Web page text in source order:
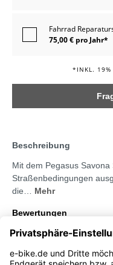
Fahrrad
75,00 € pro Jahr*
*INKL. 19%
Beschreibung
Mit dem Pegasus
Straßenbedingungen
die… Mehr
Bewertungen
Service-Hotline